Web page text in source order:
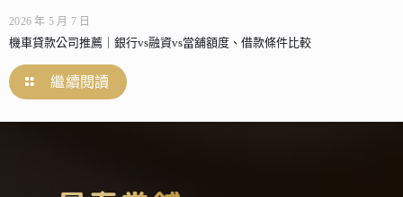
2026 年 5 月 7 日
機車貸款公司推薦｜銀行vs融資vs當舖額度、借款條件比較
繼續閱讀